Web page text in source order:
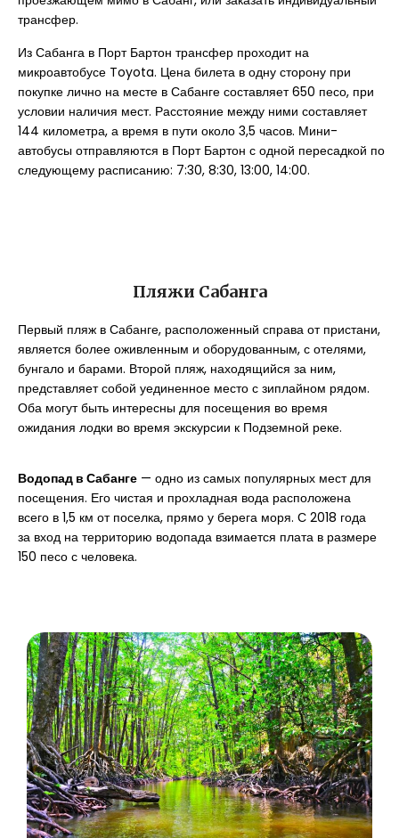
трансфер.
Из Сабанга в Порт Бартон трансфер проходит на
микроавтобусе Toyota. Цена билета в одну сторону при
покупке лично на месте в Сабанге составляет 650 песо, при
условии наличия мест. Расстояние между ними составляет
144 километра, а время в пути около 3,5 часов. Мини-
автобусы отправляются в Порт Бартон с одной пересадкой по
следующему расписанию: 7:30, 8:30, 13:00, 14:00.
Пляжи Сабанга
Первый пляж в Сабанге, расположенный справа от пристани,
является более оживленным и оборудованным, с отелями,
бунгало и барами. Второй пляж, находящийся за ним,
представляет собой уединенное место с зиплайном рядом.
Оба могут быть интересны для посещения во время
ожидания лодки во время экскурсии к Подземной реке.
Водопад в Сабанге — одно из самых популярных мест для
посещения. Его чистая и прохладная вода расположена
всего в 1,5 км от поселка, прямо у берега моря. С 2018 года
за вход на территорию водопада взимается плата в размере
150 песо с человека.